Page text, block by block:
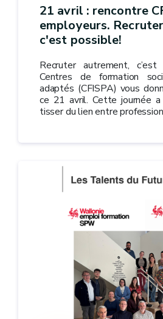
21 avril : rencontre
employeurs.
c'est possible!
Recruter autrement,
Centres de formation
adaptés (CFISPA) vous
ce 21 avril. Cette journée
tisser du lien entre